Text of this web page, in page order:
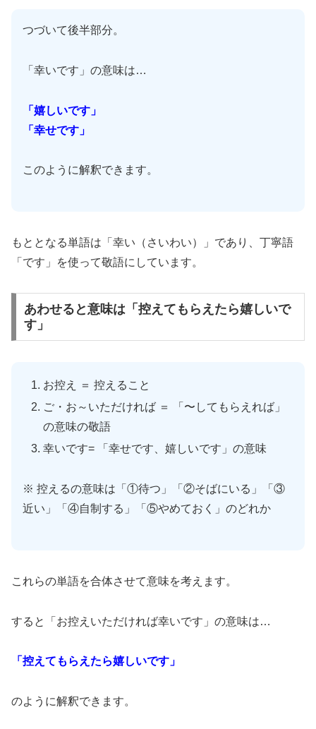
つづいて後半部分。
「幸いです」の意味は…
「嬉しいです」
「幸せです」
このように解釈できます。
もととなる単語は「幸い（さいわい）」であり、丁寧語
「です」を使って敬語にしています。
あわせると意味は「控えてもらえたら嬉しいで
す」
お控え ＝ 控えること
ご・お～いただければ ＝ 「〜してもらえれば」
の意味の敬語
幸いです= 「幸せです、嬉しいです」の意味
※ 控えるの意味は「①待つ」「②そばにいる」「③
近い」「④自制する」「⑤やめておく」のどれか
これらの単語を合体させて意味を考えます。
すると「お控えいただければ幸いです」の意味は…
「控えてもらえたら嬉しいです」
のように解釈できます。